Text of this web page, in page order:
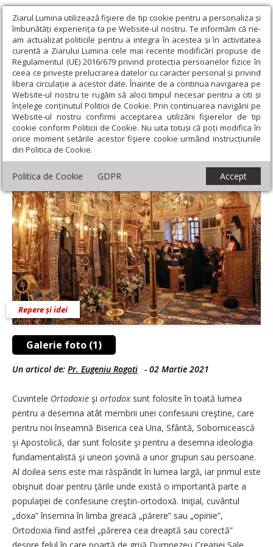
Ziarul Lumina utilizează fişiere de tip cookie pentru a personaliza și
îmbunătăți experiența ta pe Website-ul nostru. Te informăm că ne-
am actualizat politicile pentru a integra în acestea și în activitatea
curentă a Ziarului Lumina cele mai recente modificări propuse de
Regulamentul (UE) 2016/679 privind protecția persoanelor fizice în
ceea ce privește prelucrarea datelor cu caracter personal și privind
libera circulație a acestor date. Înainte de a continua navigarea pe
Website-ul nostru te rugăm să aloci timpul necesar pentru a citi și
înțelege conținutul Politicii de Cookie. Prin continuarea navigării pe
Website-ul nostru confirmi acceptarea utilizării fişierelor de tip
cookie conform Politicii de Cookie. Nu uita totuși că poți modifica în
orice moment setările acestor fişiere cookie urmând instrucțiunile
din Politica de Cookie.
Politica de Cookie GDPR Accept
Ziarul Lumina › Opinii › Repere și idei › Sensurile slujbelor
ortodoxe
Sensurile slujbelor ortodoxe
Galerie foto (1)
Repere și idei
Un articol de: Pr. Eugeniu Rogoti - 02 Martie 2021
Cuvintele Ortodoxie şi ortodox sunt folosite în toată lumea
pentru a desemna atât membrii unei confesiuni creştine, care
pentru noi înseamnă Biserica cea Una, Sfântă, Sobornicească
şi Apostolică, dar sunt folosite şi pentru a desemna ideologia
fundamentalistă şi uneori şovină a unor grupuri sau persoane.
Al doilea sens este mai răspândit în lumea largă, iar primul este
obişnuit doar pentru ţările unde există o importantă parte a
populaţiei de confesiune creştin-ortodoxă. Iniţial, cuvântul
„doxa” însemna în limba greacă „părere” sau „opinie”,
Ortodoxia fiind astfel „părerea cea dreaptă sau corectă”